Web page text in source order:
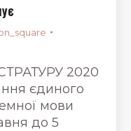
2020
єдиного
мови
до 5